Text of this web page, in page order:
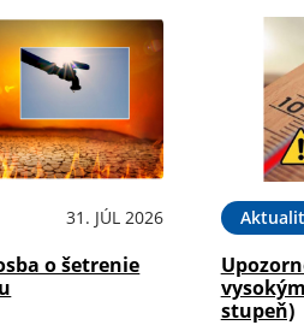
31. JÚL 2026
o šetrenie
stupeň)